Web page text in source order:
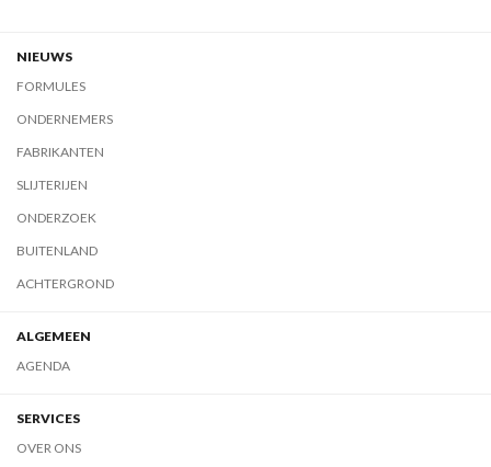
NIEUWS
FORMULES
ONDERNEMERS
FABRIKANTEN
SLIJTERIJEN
ONDERZOEK
BUITENLAND
ACHTERGROND
ALGEMEEN
AGENDA
SERVICES
OVER ONS